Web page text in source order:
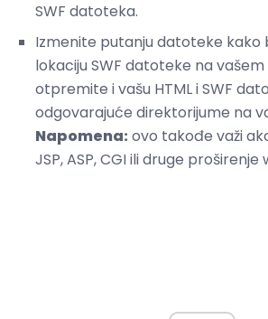
SWF datoteka.
Izmenite putanju datoteke kako
lokaciju SWF datoteke na
otpremite i vašu HTML i SWF
odgovarajuće direktorijume na
Napomena: ovo takođe važi
JSP, ASP, CGI ili druge